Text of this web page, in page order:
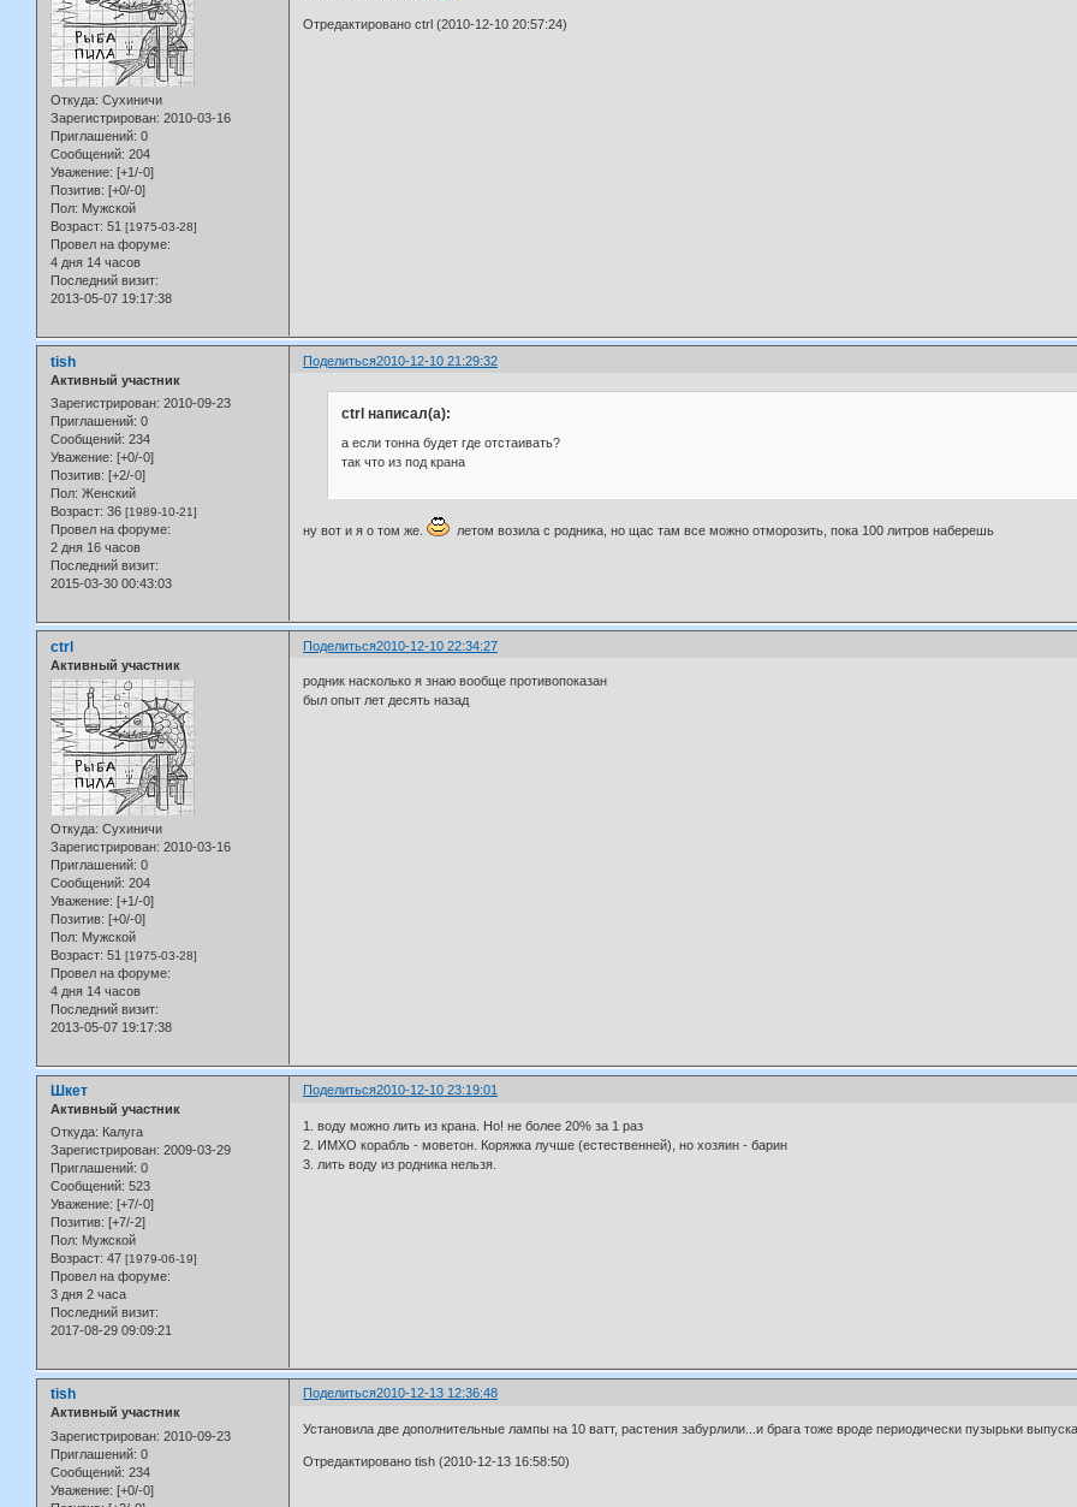
Откуда: Сухиничи
Зарегистрирован: 2010-03-16
Приглашений: 0
Сообщений: 204
Уважение: [+1/-0]
Позитив: [+0/-0]
Пол: Мужской
Возраст: 51 [1975-03-28]
Провел на форуме:
4 дня 14 часов
Последний визит:
2013-05-07 19:17:38
Отредактировано ctrl (2010-12-10 20:57:24)
Поделиться2010-12-10 21:29:32
tish
Активный участник
Зарегистрирован: 2010-09-23
Приглашений: 0
Сообщений: 234
Уважение: [+0/-0]
Позитив: [+2/-0]
Пол: Женский
Возраст: 36 [1989-10-21]
Провел на форуме:
2 дня 16 часов
Последний визит:
2015-03-30 00:43:03
ctrl написал(а):
а если тонна будет где отстаивать?
так что из под крана
ну вот и я о том же. летом возила с родника, но щас там все можно отморозить, пока 100 литров наберешь
Поделиться2010-12-10 22:34:27
ctrl
Активный участник
Откуда: Сухиничи
Зарегистрирован: 2010-03-16
Приглашений: 0
Сообщений: 204
Уважение: [+1/-0]
Позитив: [+0/-0]
Пол: Мужской
Возраст: 51 [1975-03-28]
Провел на форуме:
4 дня 14 часов
Последний визит:
2013-05-07 19:17:38
родник насколько я знаю вообще противопоказан
был опыт лет десять назад
Поделиться2010-12-10 23:19:01
Шкет
Активный участник
Откуда: Калуга
Зарегистрирован: 2009-03-29
Приглашений: 0
Сообщений: 523
Уважение: [+7/-0]
Позитив: [+7/-2]
Пол: Мужской
Возраст: 47 [1979-06-19]
Провел на форуме:
3 дня 2 часа
Последний визит:
2017-08-29 09:09:21
1. воду можно лить из крана. Но! не более 20% за 1 раз
2. ИМХО корабль - моветон. Коряжка лучше (естественней), но хозяин - барин
3. лить воду из родника нельзя.
Поделиться2010-12-13 12:36:48
tish
Активный участник
Зарегистрирован: 2010-09-23
Приглашений: 0
Сообщений: 234
Уважение: [+0/-0]
Установила две дополнительные лампы на 10 ватт, растения забурлили...и брага тоже вроде периодически пузырьки
Отредактировано tish (2010-12-13 16:58:50)